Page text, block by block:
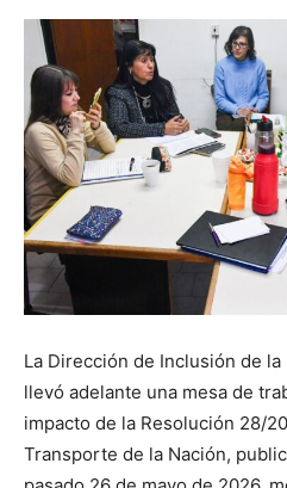
La Dirección de Inclusión de
llevó adelante una mesa de
impacto de la Resolución 28/
Transporte de la Nación,